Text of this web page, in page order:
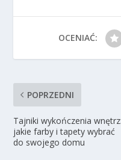
OCENIAĆ:
POPRZEDNI
Tajniki wykończenia wnętrz:
jakie farby i tapety wybrać
do swojego domu